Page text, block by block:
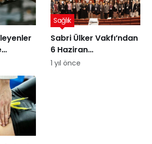
yol
Sabri Ülker Vakfı’ndan
6 Haziran
Diyetisyenler Günü’ne
Sağlık
1 yıl önce